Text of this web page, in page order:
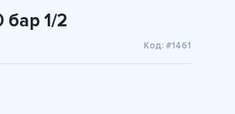
бар 1/2
Код: #1461